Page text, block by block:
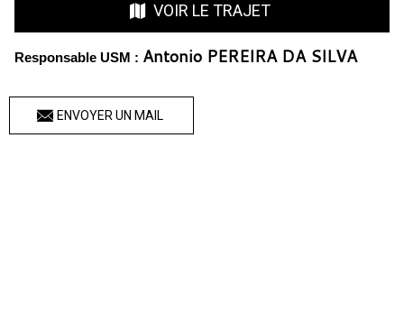
VOIR LE TRAJET
Responsable USM : Antonio PEREIRA DA SILVA
ENVOYER UN MAIL